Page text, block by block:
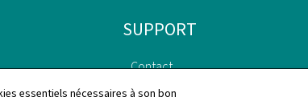
essentiels nécessaires à son bon
SUPPORT
Contact